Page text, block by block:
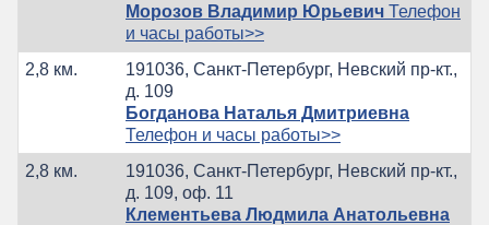
Морозов Владимир Юрьевич Телефон
и часы работы>>
2,8 км.
191036, Санкт-Петербург, Невский пр-кт.,
д. 109
Богданова Наталья Дмитриевна
Телефон и часы работы>>
2,8 км.
191036, Санкт-Петербург, Невский пр-кт.,
д. 109, оф. 11
Клементьева Людмила Анатольевна